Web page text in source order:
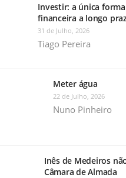
Investir: a única
financeira a longo
31 de Julho, 2026
Tiago Pereira
Meter água
22 de Julho, 2026
Nuno Pinheiro
Inês de Medeiros
Câmara de Almada